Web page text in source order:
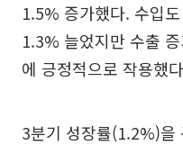
1.5% 증가했다. 수입
1.3% 늘었지만 수출
에 긍정적으로 작용했
3분기 성장률(1.2%)을